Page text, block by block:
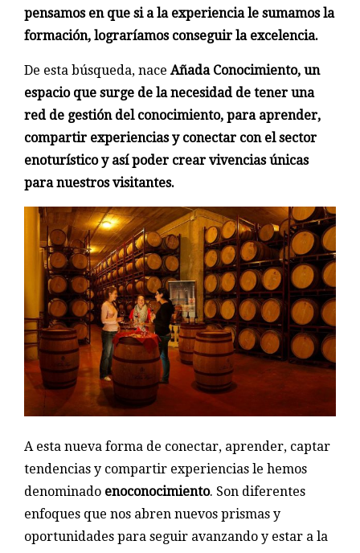
pensamos en que si a la experiencia le sumamos la
formación, lograríamos conseguir la excelencia.
De esta búsqueda, nace Añada Conocimiento, un
espacio que surge de la necesidad de tener una
red de gestión del conocimiento, para aprender,
compartir experiencias y conectar con el sector
enoturístico y así poder crear vivencias únicas
para nuestros visitantes.
A esta nueva forma de conectar, aprender, captar
tendencias y compartir experiencias le hemos
denominado enoconocimiento. Son diferentes
enfoques que nos abren nuevos prismas y
oportunidades para seguir avanzando y estar a la